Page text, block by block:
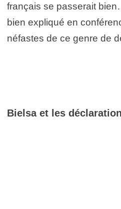
français se passerait
bien expliqué en
néfastes de ce genre de
Bielsa et les